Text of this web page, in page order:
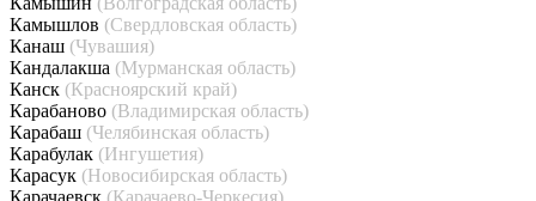
Камышлов (Свердловская область)
Канаш (Чувашия)
Кандалакша (Мурманская область)
Канск (Красноярский край)
Карабаново (Владимирская область)
Карабаш (Челябинская область)
Карабулак (Ингушетия)
Карасук (Новосибирская область)